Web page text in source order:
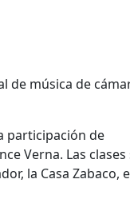
de música de
participación de
Verna. Las clases
la Casa Zabaco,